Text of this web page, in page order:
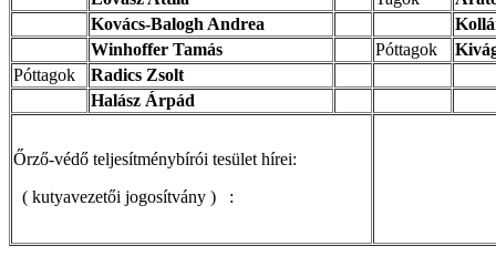
Kovács-Balogh Andrea
Winhoffer Tamás
Póttagok
Póttagok
Radics Zsolt
Halász Árpád
Őrző-védő teljesítménybírói tesület hírei:
( kutyavezetői jogosítvány ) :